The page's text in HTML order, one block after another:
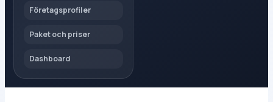
Företagsprofiler
Paket och priser
Dashboard